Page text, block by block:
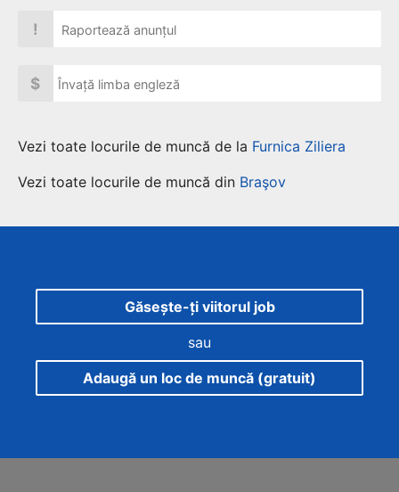
! Raportează anunțul
$ Învață limba engleză
Vezi toate locurile de muncă de la Furnica Ziliera
Vezi toate locurile de muncă din Braşov
Găsește-ți viitorul job
sau
Adaugă un loc de muncă (gratuit)